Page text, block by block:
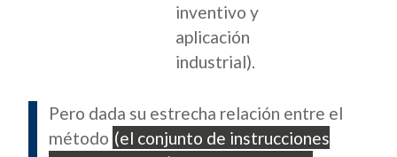
inventivo y
aplicación
industrial).
Pero dada su estrecha relación entre el
método (el conjunto de instrucciones